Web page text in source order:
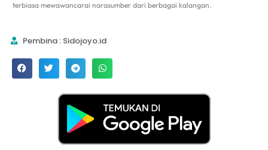
terbiasa mewawancarai narasumber dari berbagai kalangan.
Pembina : Sidojoyo.id